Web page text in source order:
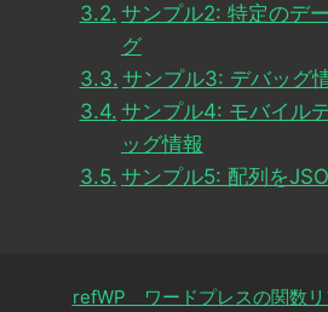
サンプル2: 特定のデ
グ
サンプル3: デバッグ
サンプル4: モバイル
ッグ情報
サンプル5: 配列を
refWP ワードプレスの関数リ